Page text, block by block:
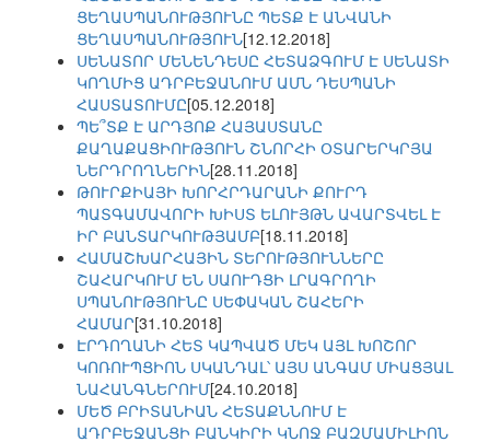
ՑԵՂԱՍՊԱՆՈՒԹՅՈՒՆԸ ՊԵՏՔ Է ԱՆՎԱՆԻ
ՑԵՂԱՍՊԱՆՈՒԹՅՈՒՆ[12.12.2018]
ՍԵՆԱՏՈՐ ՄԵՆԵՆԴԵՍԸ ՀԵՏԱՁԳՈՒՄ Է ՍԵՆԱՏԻ
ԿՈՂՄԻՑ ԱԴՐԲԵՋԱՆՈՒՄ ԱՄՆ ԴԵՍՊԱՆԻ
ՀԱՍՏԱՏՈՒՄԸ[05.12.2018]
ՊԵ՞ՏՔ Է ԱՐԴՅՈՔ ՀԱՅԱՍՏԱՆԸ
ՔԱՂԱՔԱՑԻՈՒԹՅՈՒՆ ՇՆՈՐՀԻ ՕՏԱՐԵՐԿՐՅԱ
ՆԵՐԴՐՈՂՆԵՐԻՆ[28.11.2018]
ԹՈՒՐՔԻԱՅԻ ԽՈՐՀՐԴԱՐԱՆԻ ՔՈՒՐԴ
ՊԱՏԳԱՄԱՎՈՐԻ ԽԻՍՏ ԵԼՈՒՅԹՆ ԱՎԱՐՏՎԵԼ Է
ԻՐ ԲԱՆՏԱՐԿՈՒԹՅԱՄԲ[18.11.2018]
ՀԱՄԱՇԽԱՐՀԱՅԻՆ ՏԵՐՈՒԹՅՈՒՆՆԵՐԸ
ՇԱՀԱՐԿՈՒՄ ԵՆ ՍԱՈՒԴՑԻ ԼՐԱԳՐՈՂԻ
ՍՊԱՆՈՒԹՅՈՒՆԸ ՍԵՓԱԿԱՆ ՇԱՀԵՐԻ
ՀԱՄԱՐ[31.10.2018]
ԷՐԴՈՂԱՆԻ ՀԵՏ ԿԱՊՎԱԾ ՄԵԿ ԱՅԼ ԽՈՇՈՐ
ԿՈՌՈՒՊՑԻՈՆ ՍԿԱՆԴԱԼ՝ ԱՅՍ ԱՆԳԱՄ ՄԻԱՑՅԱԼ
ՆԱՀԱՆԳՆԵՐՈՒՄ[24.10.2018]
ՄԵԾ ԲՐԻՏԱՆԻԱՆ ՀԵՏԱՔՆՆՈՒՄ Է
ԱԴՐԲԵՋԱՆՑԻ ԲԱՆԿԻՐԻ ԿՆՈՋ ԲԱԶՄԱՄԻԼԻՈՆ